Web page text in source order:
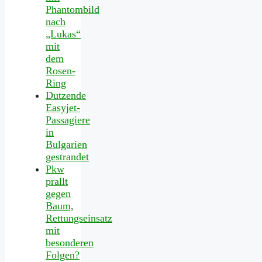
Phantombild
nach
„Lukas“
mit
dem
Rosen-
Ring
Dutzende
Easyjet-
Passagiere
in
Bulgarien
gestrandet
Pkw
prallt
gegen
Baum,
Rettungseinsatz
mit
besonderen
Folgen?